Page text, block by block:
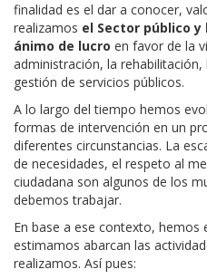
finalidad es el dar a conocer,
realizamos el Sector público
ánimo de lucro en favor de la
administración, la
gestión de servicios públicos.
A lo largo del tiempo hemos
formas de intervención en un
diferentes circunstancias. La
de necesidades, el respeto al
ciudadana son algunos de los
debemos trabajar.
En base a ese contexto, hemos
estimamos abarcan las
realizamos. Así pues: